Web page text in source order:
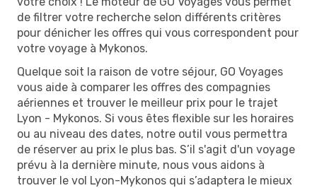
de filtrer votre recherche selon différents critères
pour dénicher les offres qui vous correspondent pour
votre voyage à Mykonos.
Quelque soit la raison de votre séjour, GO Voyages
vous aide à comparer les offres des compagnies
aériennes et trouver le meilleur prix pour le trajet
Lyon - Mykonos. Si vous êtes flexible sur les horaires
ou au niveau des dates, notre outil vous permettra
de réserver au prix le plus bas. S’il s'agit d'un voyage
prévu à la dernière minute, nous vous aidons à
trouver le vol Lyon-Mykonos qui s’adaptera le mieux